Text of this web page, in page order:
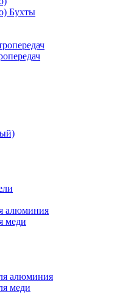
Бухты
алюминия
меди
алюминия
меди